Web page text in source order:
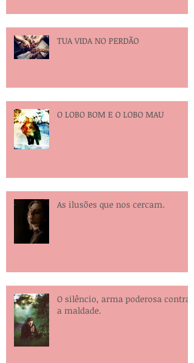
TUA VIDA NO PERDÃO
O LOBO BOM E O LOBO MAU
As ilusões que nos cercam.
O silêncio, arma poderosa contra
a maldade.